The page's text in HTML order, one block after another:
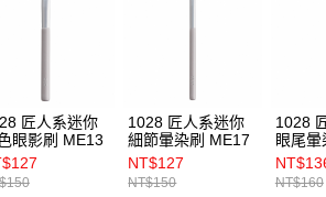
匠人系迷你
眼影刷 ME13
1028 匠人系迷你
細節暈染刷 ME17
NT$127
NT$150
1028
眼尾
NT$160